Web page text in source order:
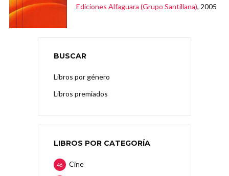
Ediciones Alfaguara (Grupo Santillana), 2005
BUSCAR
Libros por género
Libros premiados
LIBROS POR CATEGORÍA
Cine
46